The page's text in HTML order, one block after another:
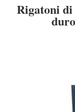
Rigatoni